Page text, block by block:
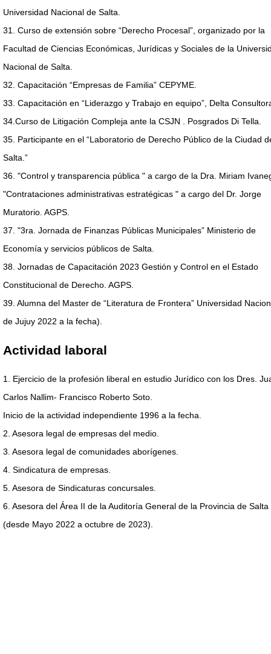
Universidad Nacional de Salta.
31. Curso de extensión sobre “Derecho Procesal”, organizado por la
Facultad de Ciencias Económicas, Jurídicas y Sociales de la
Nacional de Salta.
32. Capacitación “Empresas de Familia” CEPYME.
33. Capacitación en “Liderazgo y Trabajo en equipo”, Delta
34.Curso de Litigación Compleja ante la CSJN . Posgrados Di Tella.
35. Participante en el “Laboratorio de Derecho Público de la Ciudad
Salta.”
36. "Control y transparencia pública " a cargo de la Dra. Miriam
"Contrataciones administrativas estratégicas " a cargo del Dr. Jorge
Muratorio. AGPS.
37. "3ra. Jornada de Finanzas Públicas Municipales” Ministerio de
Economía y servicios públicos de Salta.
38. Jornadas de Capacitación 2023 Gestión y Control en el Estado
Constitucional de Derecho. AGPS.
39. Alumna del Master de “Literatura de Frontera” Universidad
de Jujuy 2022 a la fecha).
Actividad laboral
1. Ejercicio de la profesión liberal en estudio Jurídico con los Dres.
Carlos Nallim- Francisco Roberto Soto.
Inicio de la actividad independiente 1996 a la fecha.
2. Asesora legal de empresas del medio.
3. Asesora legal de comunidades aborígenes.
4. Sindicatura de empresas.
5. Asesora de Sindicaturas concursales.
6. Asesora del Área II de la Auditoría General de la Provincia de Salta
(desde Mayo 2022 a octubre de 2023).